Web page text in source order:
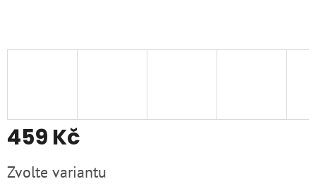
459 Kč
cena:
Zvolte variantu